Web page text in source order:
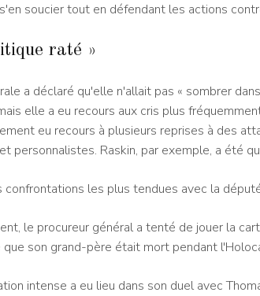
soucier tout en défendant les actions
raté »
a déclaré qu'elle n'allait pas « sombrer
elle a eu recours aux cris plus
eu recours à plusieurs reprises à des
personnalistes. Raskin, par exemple, a été
confrontations les plus tendues avec la
le procureur général a tenté de jouer la
que son grand-père était mort pendant
intense a eu lieu dans son duel avec